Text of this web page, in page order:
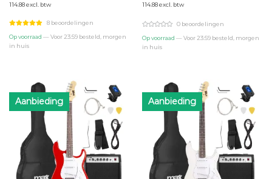
was:
€179,95.€139,00.
114.88 excl. btw
8 beoordelingen
Op voorraad — Voor 23:59 besteld, morgen
in huis
was:
€179,95.€139,00.
114.88 excl. btw
0 beoordelingen
Op voorraad — Voor 23:59 besteld, morgen
in huis
Aanbieding Aanbieding